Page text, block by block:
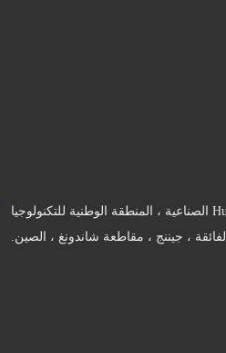
حديقة Huoju الصناعية ، المنطقة الوطنية للتكنولوجيا
الفائقة ، جيننج ، مقاطعة شاندونغ ، الصين.